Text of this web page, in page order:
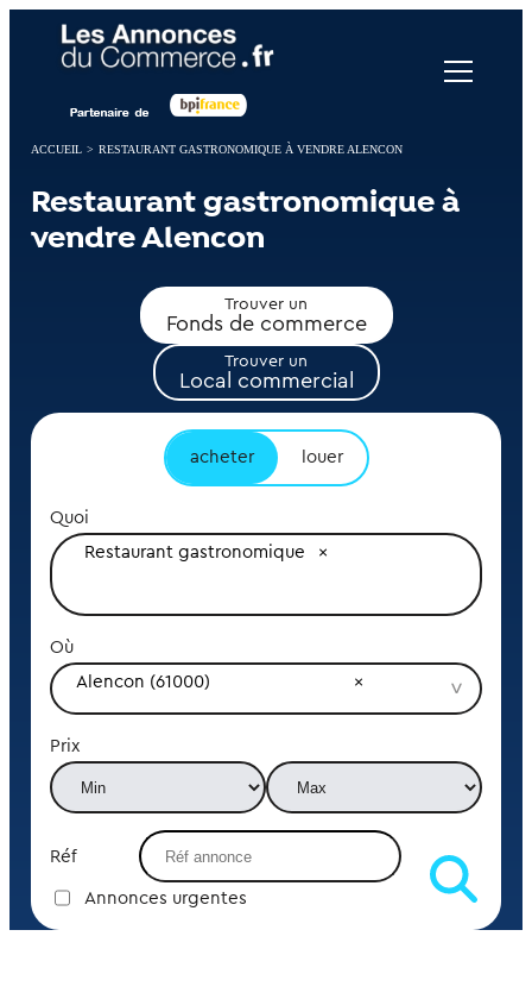
ACCUEIL > RESTAURANT GASTRONOMIQUE À VENDRE ALENCON
Restaurant gastronomique à
vendre Alencon
Trouver un
Fonds de commerce
Trouver un
Local commercial
acheter louer
Quoi
Restaurant gastronomique
Où
Alencon (61000)
Prix
Réf
Annonces urgentes
Panneau de gestion des cookies